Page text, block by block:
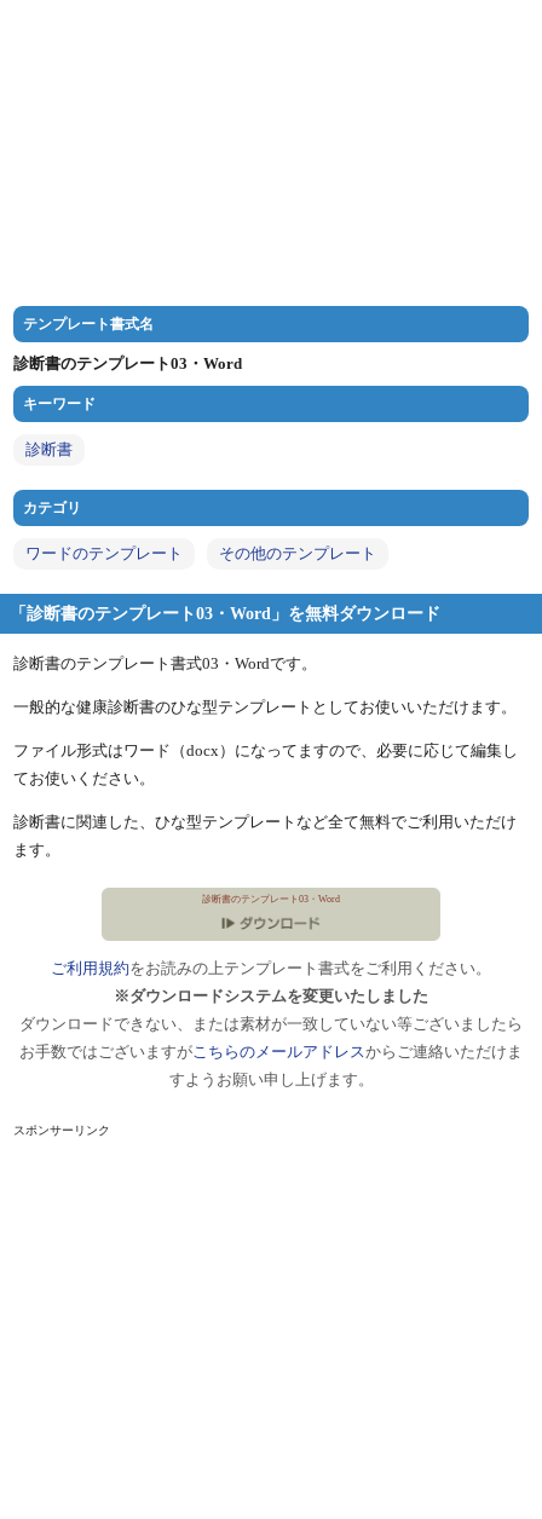
テンプレート書式名
診断書のテンプレート03・Word
キーワード
診断書
カテゴリ
ワードのテンプレート その他のテンプレート
「診断書のテンプレート03・Word」を無料ダウンロード
診断書のテンプレート書式03・Wordです。
一般的な健康診断書のひな型テンプレートとしてお使いいただけます。
ファイル形式はワード（docx）になってますので、必要に応じて編集し
てお使いください。
診断書に関連した、ひな型テンプレートなど全て無料でご利用いただけ
ます。
診断書のテンプレート03・Word
ご利用規約をお読みの上テンプレート書式をご利用ください。
※ダウンロードシステムを変更いたしました
ダウンロードできない、または素材が一致していない等ございましたら
お手数ではございますがこちらのメールアドレスからご連絡いただけま
すようお願い申し上げます。
スポンサーリンク